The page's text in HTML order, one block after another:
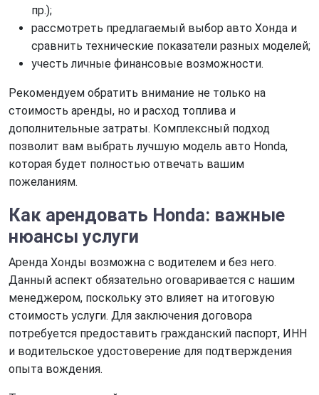
пр.);
рассмотреть предлагаемый выбор авто Хонда и
сравнить технические показатели разных моделей;
учесть личные финансовые возможности.
Рекомендуем обратить внимание не только на
стоимость аренды, но и расход топлива и
дополнительные затраты. Комплексный подход
позволит вам выбрать лучшую модель авто Honda,
которая будет полностью отвечать вашим
пожеланиям.
Как арендовать Honda: важные
нюансы услуги
Аренда Хонды возможна с водителем и без него.
Данный аспект обязательно оговаривается с нашим
менеджером, поскольку это влияет на итоговую
стоимость услуги. Для заключения договора
потребуется предоставить гражданский паспорт, ИНН
и водительское удостоверение для подтверждения
опыта вождения.